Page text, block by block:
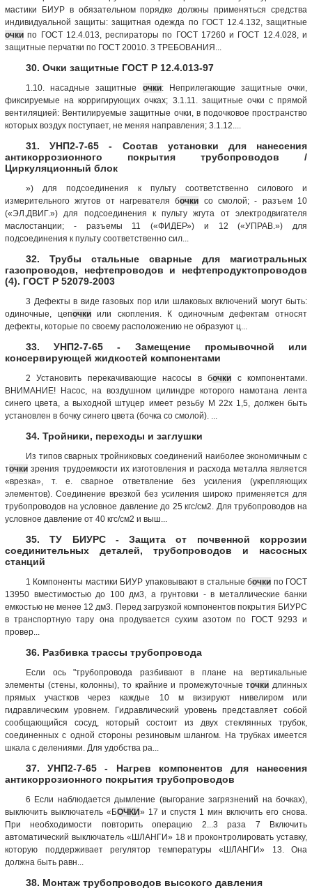
мастики БИУР в обязательном порядке должны применяться средства
индивидуальной защиты: защитная одежда по ГОСТ 12.4.132, защитные
очки по ГОСТ 12.4.013, респираторы по ГОСТ 17260 и ГОСТ 12.4.028, и
защитные перчатки по ГОСТ 20010. 3 ТРЕБОВАНИЯ...
30. Очки защитные ГОСТ Р 12.4.013-97
1.10. насадные защитные очки: Неприлегающие защитные очки,
фиксируемые на корригирующих очках; 3.1.11. защитные очки с прямой
вентиляцией: Вентилируемые защитные очки, в подочковое пространство
которых воздух поступает, не меняя направления; 3.1.12....
31. УНП2-7-65 - Состав установки для нанесения
антикоррозионного покрытия трубопроводов /
Циркуляционный блок
») для подсоединения к пульту соответственно силового и
измерительного жгутов от нагревателя бочки со смолой; - разъем 10
(«ЭЛ.ДВИГ.») для подсоединения к пульту жгута от электродвигателя
маслостанции; - разъемы 11 («ФИДЕР») и 12 («УПРАВ.») для
подсоединения к пульту соответственно сил...
32. Трубы стальные сварные для магистральных
газопроводов, нефтепроводов и нефтепродуктопроводов
(4). ГОСТ Р 52079-2003
3 Дефекты в виде газовых пор или шлаковых включений могут быть:
одиночные, цепочкиили скопления. К одиночным дефектам относят
дефекты, которые по своему расположению не образуют ц...
33. УНП2-7-65 - Замещение промывочной или
консервирующей жидкостей компонентами
2 Установить перекачивающие насосы в бочки с компонентами.
ВНИМАНИЕ! Насос, на воздушном цилиндре которого намотана лента
синего цвета, а выходной штуцер имеет резьбу М 22х 1,5, должен быть
установлен в бочку синего цвета (бочка со смолой). ...
34. Тройники, переходы и заглушки
Из типов сварных тройниковых соединений наиболее экономичным с
точки зрения трудоемкости их изготовления и расхода металла является
«врезка», т. е. сварное ответвление без усиления (укрепляющих
элементов). Соединение врезкой без усиления широко применяется для
трубопроводов на условное давление до 25 кгс/см2. Для трубопроводов на
условное давление от 40 кгс/см2 и выш...
35. ТУ БИУРС - Защита от почвенной коррозии
соединительных деталей, трубопроводов и насосных
станций
1 Компоненты мастики БИУР упаковывают в стальные бочки по ГОСТ
13950 вместимостью до 100 дм3, а грунтовки - в металлические банки
емкостью не менее 12 дм3. Перед загрузкой компонентов покрытия БИУРС
в транспортную тару она продувается сухим азотом по ГОСТ 9293 и
провер...
36. Разбивка трассы трубопровода
Если ось "трубопровода разбивают в плане на вертикальные
элементы (стены, колонны), то крайние и промежуточные точки длинных
прямых участков через каждые 10 м визируют нивелиром или
гидравлическим уровнем. Гидравлический уровень представляет собой
сообщающийся сосуд, который состоит из двух стеклянных трубок,
соединенных с одной стороны резиновым шлангом. На трубках имеется
шкала с делениями. Для удобства ра...
37. УНП2-7-65 - Нагрев компонентов для нанесения
антикоррозионного покрытия трубопроводов
6 Если наблюдается дымление (выгорание загрязнений на бочках),
выключить выключатель «БОЧКИ» 17 и спустя 1 мин включить его снова.
При необходимости повторить операцию 2...3 раза 7 Включить
автоматический выключатель «ШЛАНГИ» 18 и проконтролировать уставку,
которую поддерживает регулятор температуры «ШЛАНГИ» 13. Она
должна быть равн...
38. Монтаж трубопроводов высокого давления